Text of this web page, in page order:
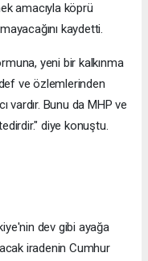
amacıyla köprü
kaydetti.
yeni bir kalkınma
ve özlemlerinden
vardır. Bunu da MHP ve
diye konuştu.
dev gibi ayağa
iradenin Cumhur